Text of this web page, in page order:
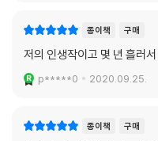
첫 번째 등장하는 고민 상담자
에만 전념해야 할지 고민한다.
생선 가게를 포기하고 학업도
가업을 이어야 할지를 고민한
종이책 구매
저의 인생작이고 몇 년 흘러
p*****0 2020.09.25.
종이책 구매